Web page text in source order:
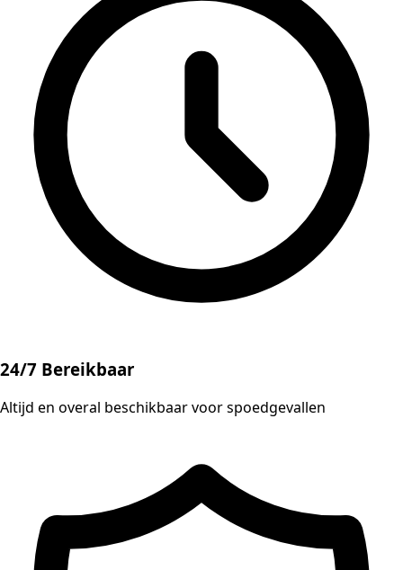
24/7 Bereikbaar
Altijd en overal beschikbaar voor spoedgevallen